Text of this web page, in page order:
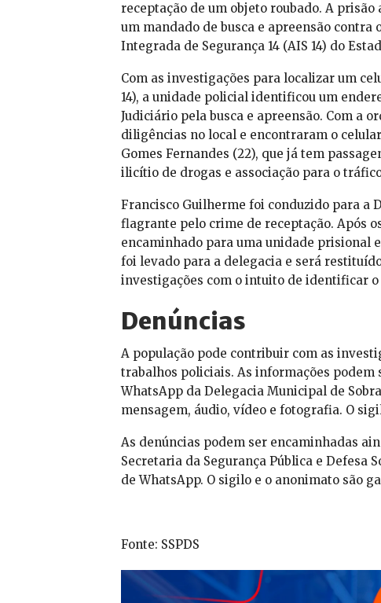
receptação de um objeto roubado. A
um mandado de busca e apreensão
Integrada de Segurança 14 (AIS 14) do
Com as investigações para localizar um
14), a unidade policial identificou um
Judiciário pela busca e apreensão. Com a
diligências no local e encontraram o
Gomes Fernandes (22), que já tem
ilicítio de drogas e associação para o
Francisco Guilherme foi conduzido para a
flagrante pelo crime de receptação. Após
encaminhado para uma unidade prisional
foi levado para a delegacia e será
investigações com o intuito de identificar
Denúncias
A população pode contribuir com as
trabalhos policiais. As informações podem
WhatsApp da Delegacia Municipal de
mensagem, áudio, vídeo e fotografia. O
As denúncias podem ser encaminhadas
Secretaria da Segurança Pública e Defesa
de WhatsApp. O sigilo e o anonimato são
Fonte: SSPDS